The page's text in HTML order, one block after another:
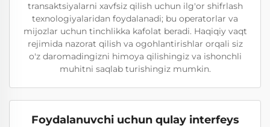
transaktsiyalarni xavfsiz qilish uchun ilg'or shifrlash
texnologiyalaridan foydalanadi; bu operatorlar va
mijozlar uchun tinchlikka kafolat beradi. Haqiqiy vaqt
rejimida nazorat qilish va ogohlantirishlar orqali siz
o'z daromadingizni himoya qilishingiz va ishonchli
muhitni saqlab turishingiz mumkin.
Foydalanuvchi uchun qulay interfeys